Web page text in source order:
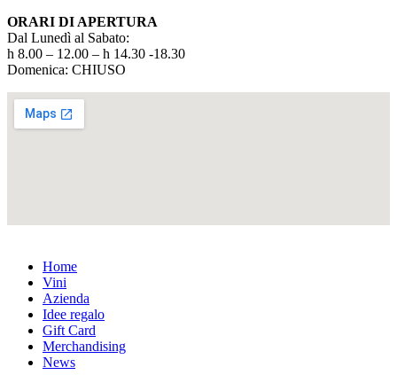
ORARI DI APERTURA
Dal Lunedì al Sabato:
h 8.00 – 12.00 – h 14.30 -18.30
Domenica: CHIUSO
Home
Vini
Azienda
Idee regalo
Gift Card
Merchandising
News